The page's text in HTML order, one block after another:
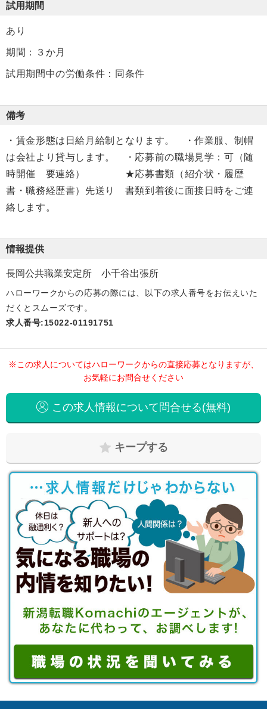
試用期間
あり
期間：３か月
試用期間中の労働条件：同条件
備考
・賃金形態は日給月給制となります。 ・作業服、制帽
は会社より貸与します。 ・応募前の職場見学：可（随
時開催 要連絡） ★応募書類（紹介状・履歴
書・職務経歴書）先送り 書類到着後に面接日時をご連
絡します。
情報提供
長岡公共職業安定所 小千谷出張所
ハローワークからの応募の際には、以下の求人番号をお伝えいた
だくとスムーズです。
求人番号:15022-01191751
※この求人についてはハローワークからの直接応募となりますが、
お気軽にお問合せください
この求人情報について問合せる(無料)
キープする